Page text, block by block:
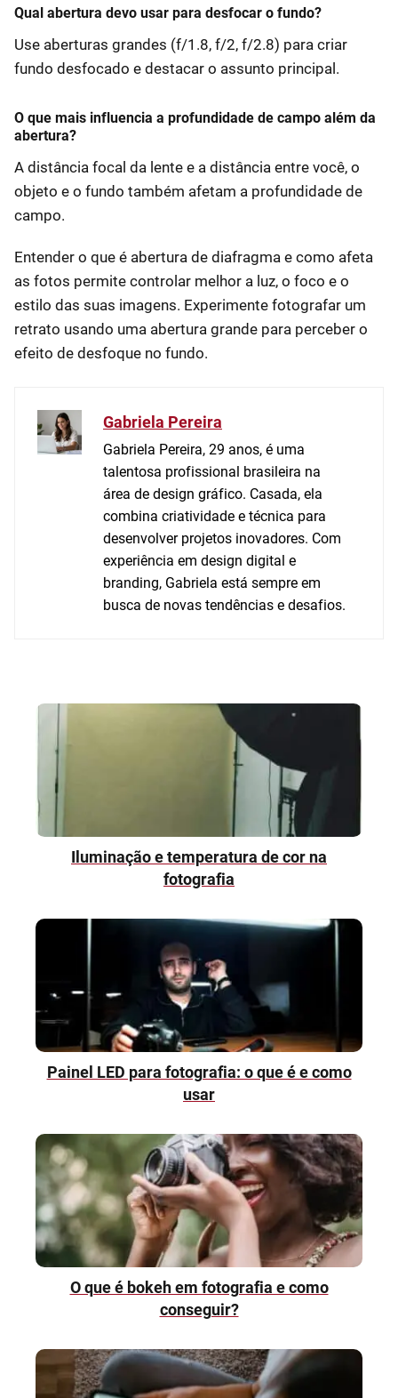
Qual abertura devo usar para desfocar o fundo?
Use aberturas grandes (f/1.8, f/2, f/2.8) para criar
fundo desfocado e destacar o assunto principal.
O que mais influencia a profundidade de campo além da
abertura?
A distância focal da lente e a distância entre você, o
objeto e o fundo também afetam a profundidade de
campo.
Entender o que é abertura de diafragma e como afeta
as fotos permite controlar melhor a luz, o foco e o
estilo das suas imagens. Experimente fotografar um
retrato usando uma abertura grande para perceber o
efeito de desfoque no fundo.
Gabriela Pereira
Gabriela Pereira, 29 anos, é uma
talentosa profissional brasileira na
área de design gráfico. Casada, ela
combina criatividade e técnica para
desenvolver projetos inovadores. Com
experiência em design digital e
branding, Gabriela está sempre em
busca de novas tendências e desafios.
Iluminação e temperatura de cor na
fotografia
Painel LED para fotografia: o que é e como
usar
O que é bokeh em fotografia e como
conseguir?